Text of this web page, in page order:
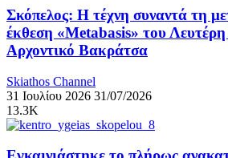
Σκόπελος: Η τέχνη συναντά τη
έκθεση «Metabasis» του
Αρχοντικό Βακράτσα
Skiathos Channel
31 Ιουλίου 2026 31/07/2026
13.3K